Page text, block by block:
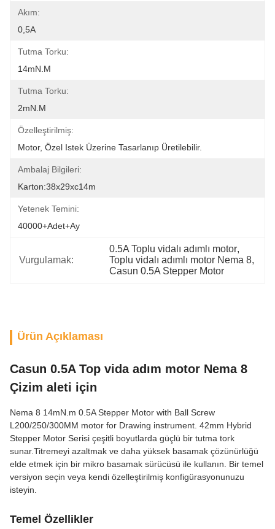
Akım:
0,5A
Tutma Torku:
14mN.m
Tutma Torku:
2mN.m
Özelleştirilmiş:
Motor, Özel Istek Üzerine Tasarlanıp Üretilebilir.
Ambalaj Bilgileri:
Karton:38x29xc14m
Yetenek Temini:
40000+Adet+Ay
Vurgulamak:
0.5A Toplu vidalı adımlı motor,
Toplu vidalı adımlı motor Nema 8
Casun 0.5A Stepper Motor
Ürün Açıklaması
Casun 0.5A Top vida adım motor Nema 8
Çizim aleti için
Nema 8 14mN.m 0.5A Stepper Motor with Ball Screw
L200/250/300MM motor for Drawing instrument. 42mm Hybrid
Stepper Motor Serisi çeşitli boyutlarda güçlü bir tutma tork
sunar.Titremeyi azaltmak ve daha yüksek basamak çözünürlüğü
elde etmek için bir mikro basamak sürücüsü ile kullanın. Bir temel
versiyon seçin veya kendi özelleştirilmiş konfigürasyonunuzu
isteyin.
Temel Özellikler